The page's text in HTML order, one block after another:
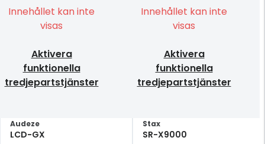
Innehållet kan inte
visas
Aktivera
funktionella
tredjepartstjänster
Audeze
LCD-GX
Innehållet kan inte
visas
Aktivera
funktionella
tredjepartstjänster
Stax
SR-X9000